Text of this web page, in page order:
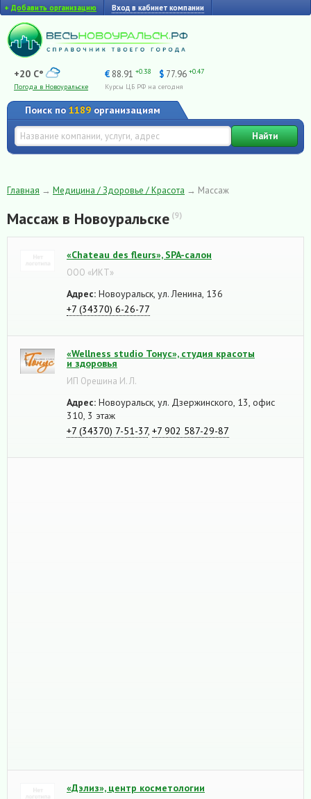
+ Добавить организацию Вход в кабинет компании
+20 C°
Погода в Новоуральске
€ 88.91 +0.38 $ 77.96 +0.47
Курсы ЦБ РФ на сегодня
Поиск по 1189 организациям
Найти
Главная → Медицина / Здоровье / Красота → Массаж
Массаж в Новоуральске (9)
«Chateau des fleurs», SPA-салон
ООО «ИКТ»
Адрес: Новоуральск, ул. Ленина, 136
+7 (34370) 6-26-77
«Wellness studio Тонус», студия красоты
и здоровья
ИП Орешина И. Л.
Адрес: Новоуральск, ул. Дзержинского, 13, офис
310, 3 этаж
+7 (34370) 7-51-37, +7 902 587-29-87
«Дэлиз», центр косметологии